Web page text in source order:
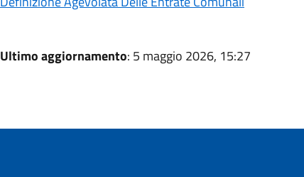
Ultimo aggiornamento: 5 maggio 2026, 15:27